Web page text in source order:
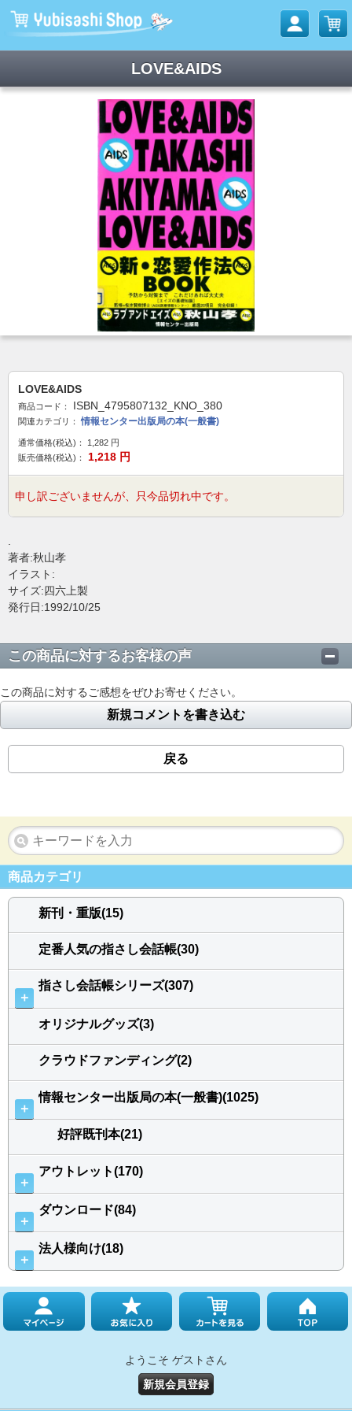
LOVE&AIDS
LOVE&AIDS
商品コード： ISBN_4795807132_KNO_380
関連カテゴリ： 情報センター出版局の本(一般書)
通常価格(税込)： 1,282 円
販売価格(税込)：
1,218 円
申し訳ございませんが、只今品切れ中です。
著者:秋山孝
イラスト:
サイズ:四六上製
発行日:1992/10/25
この商品に対するお客様の声
この商品に対するご感想をぜひお寄せください。
新規コメントを書き込む
戻る
商品カテゴリ
新刊・重版(15)
定番人気の指さし会話帳(30)
＋
指さし会話帳シリーズ(307)
オリジナルグッズ(3)
クラウドファンディング(2)
＋
情報センター出版局の本(一般書)(1025)
好評既刊本(21)
＋
アウトレット(170)
＋
ダウンロード(84)
＋
法人様向け(18)
ようこそ ゲストさん
新規会員登録